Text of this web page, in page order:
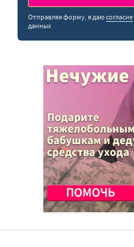
Отправляя форму, я даюсогласие
данных